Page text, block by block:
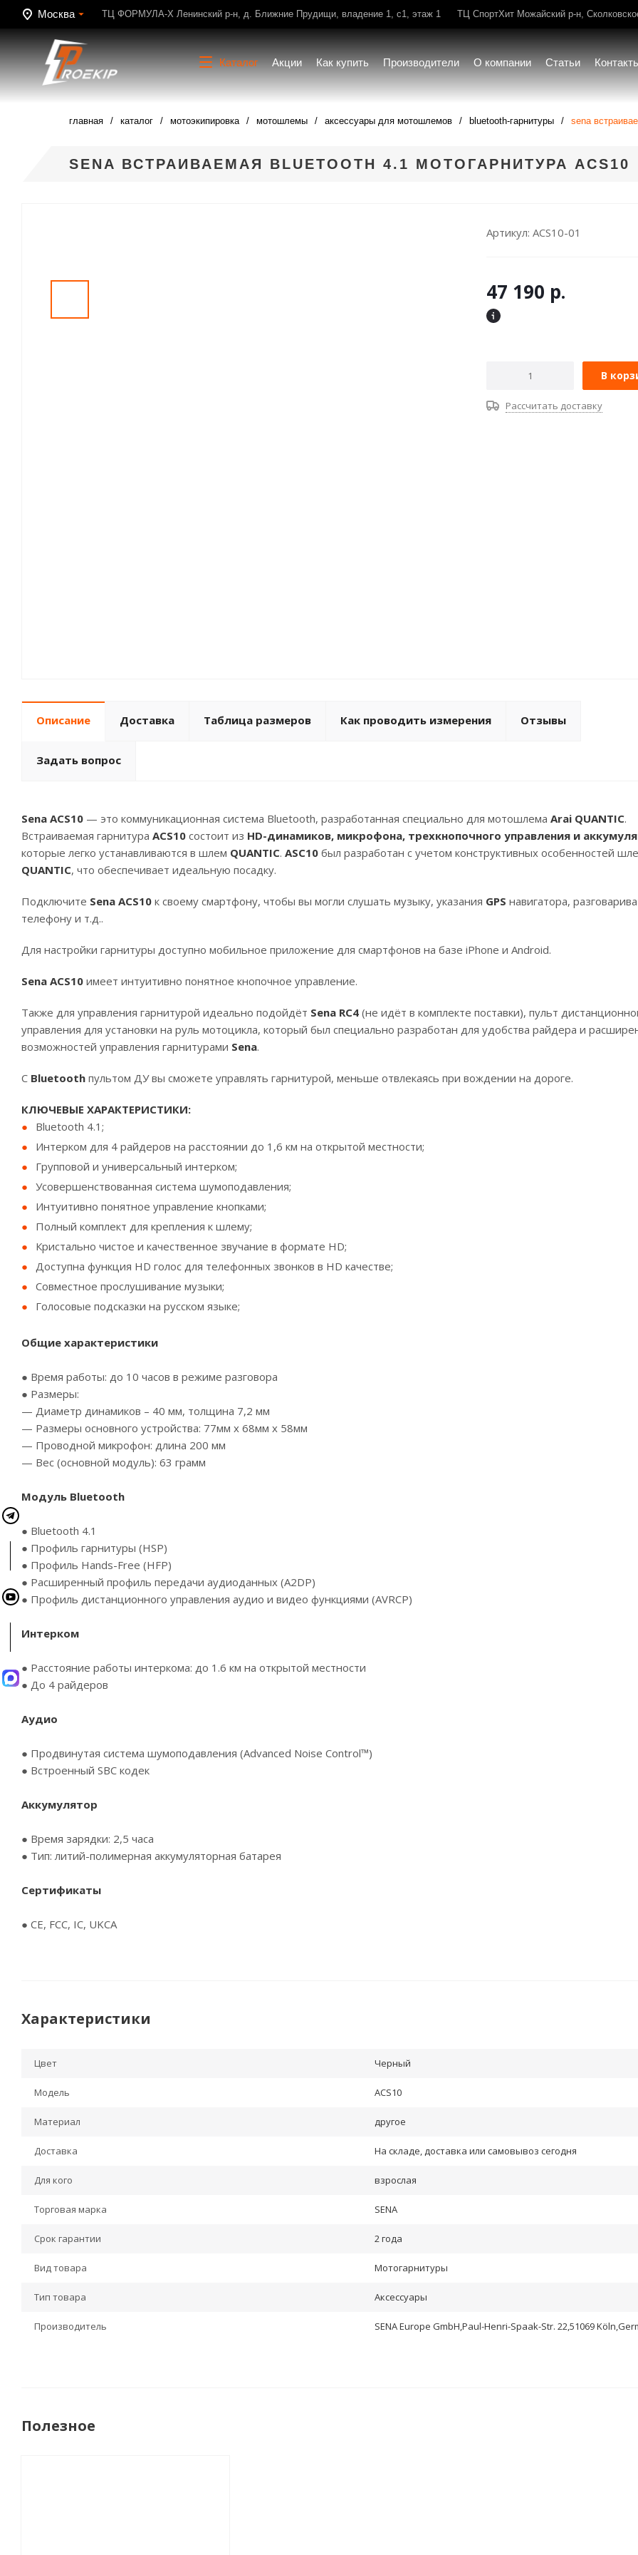
Москва ТЦ ФОРМУЛА-Х Ленинский р-н, д. Ближние Прудищи, владение 1, с1, этаж 1 ТЦ СпортХит Можайский р-н,
Каталог Акции Как купить Производители О компании Статьи
главная каталог мотоэкипировка мотошлемы аксессуары для мотошлемов bluetooth-гарнитуры sena
SENA ВСТРАИВАЕМАЯ BLUETOOTH 4.1 МОТОГАРНИТУРА ACS10
Артикул: ACS10-01
47 190 р.
В
Рассчитать доставку
Описание Доставка Таблица размеров Как проводить измерения Отзывы
Задать вопрос
Sena ACS10 — это коммуникационная система Bluetooth, разработанная специально для мотошлема Arai QUANTIC.
Встраиваемая гарнитура ACS10 состоит из HD-динамиков, микрофона, трехкнопочного управления и
которые легко устанавливаются в шлем QUANTIC. ASC10 был разработан с учетом конструктивных особенностей
QUANTIC, что обеспечивает идеальную посадку.
Подключите Sena ACS10 к своему смартфону, чтобы вы могли слушать музыку, указания GPS навигатора,
телефону и т.д..
Для настройки гарнитуры доступно мобильное приложение для смартфонов на базе iPhone и Android.
Sena ACS10 имеет интуитивно понятное кнопочное управление.
Также для управления гарнитурой идеально подойдёт Sena RC4 (не идёт в комплекте поставки), пульт
управления для установки на руль мотоцикла, который был специально разработан для удобства райдера и
возможностей управления гарнитурами Sena.
С Bluetooth пультом ДУ вы сможете управлять гарнитурой, меньше отвлекаясь при вождении на дороге.
КЛЮЧЕВЫЕ ХАРАКТЕРИСТИКИ:
Bluetooth 4.1;
Интерком для 4 райдеров на расстоянии до 1,6 км на открытой местности;
Групповой и универсальный интерком;
Усовершенствованная система шумоподавления;
Интуитивно понятное управление кнопками;
Полный комплект для крепления к шлему;
Кристально чистое и качественное звучание в формате HD;
Доступна функция HD голос для телефонных звонков в HD качестве;
Совместное прослушивание музыки;
Голосовые подсказки на русском языке;
Общие характеристики
● Время работы: до 10 часов в режиме разговора
● Размеры:
— Диаметр динамиков – 40 мм, толщина 7,2 мм
— Размеры основного устройства: 77мм х 68мм х 58мм
— Проводной микрофон: длина 200 мм
— Вес (основной модуль): 63 грамм
Модуль Bluetooth
● Bluetooth 4.1
● Профиль гарнитуры (HSP)
● Профиль Hands-Free (HFP)
● Расширенный профиль передачи аудиоданных (A2DP)
● Профиль дистанционного управления аудио и видео функциями (AVRCP)
Интерком
● Расстояние работы интеркома: до 1.6 км на открытой местности
● До 4 райдеров
Аудио
● Продвинутая система шумоподавления (Advanced Noise Control™)
● Встроенный SBC кодек
Аккумулятор
● Время зарядки: 2,5 часа
● Тип: литий-полимерная аккумуляторная батарея
Сертификаты
● CE, FCC, IC, UKCA
Характеристики
Цвет Черный
Модель ACS10
Материал другое
Доставка На складе, доставка или самовывоз сегодня
Для кого взрослая
Торговая марка SENA
Срок гарантии 2 года
Вид товара Мотогарнитуры
Тип товара Аксессуары
Производитель SENA Europe GmbH,Paul-Henri-Spaak-Str. 22,51069
Полезное